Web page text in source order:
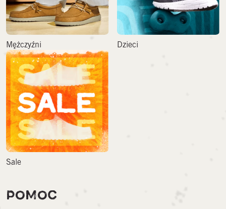
Mężczyźni Dzieci
Sale
POMOC